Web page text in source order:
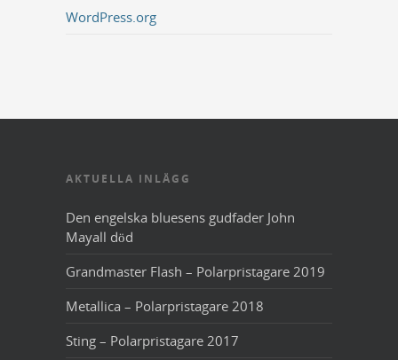
WordPress.org
AKTUELLA INLÄGG
Den engelska bluesens gudfader John
Mayall död
Grandmaster Flash – Polarpristagare 2019
Metallica – Polarpristagare 2018
Sting – Polarpristagare 2017